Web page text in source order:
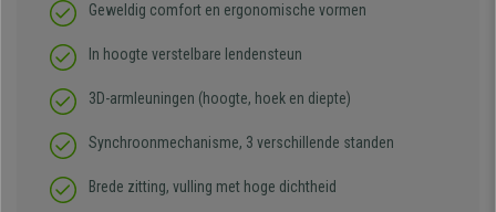
Geweldig comfort en ergonomische vormen
In hoogte verstelbare lendensteun
3D-armleuningen (hoogte, hoek en diepte)
Synchroonmechanisme, 3 verschillende standen
Brede zitting, vulling met hoge dichtheid